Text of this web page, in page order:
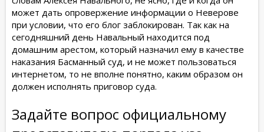
может дать опровержение информации о Неверове
при условии, что его блог заблокирован. Так как на
сегодняшний день Навальный находится под
домашним арестом, который назначил ему в качестве
наказания Басманный суд, и не может пользоваться
интернетом, то не вполне понятно, каким образом он
должен исполнять приговор суда.
Задайте вопрос официальному